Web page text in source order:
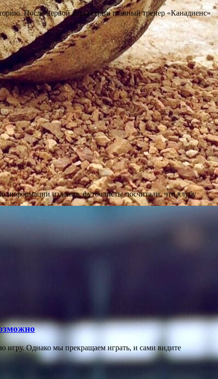
После первой игры серии главный тренер «Канадиенс»
информации издания, футболисты посчитали, что клубу
игру. Однако мы прекращаем играть, и сами видите